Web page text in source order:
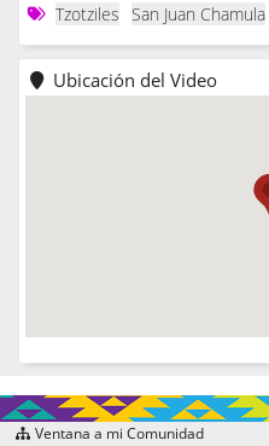
Tzotziles
San Juan Chamula
Ubicación del Video
Ventana a mi Comunidad